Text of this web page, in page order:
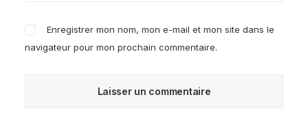
Enregistrer mon nom, mon e-mail et mon site dans le
navigateur pour mon prochain commentaire.